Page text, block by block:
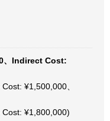
、Indirect Cost:
¥1,500,000、
¥1,800,000)